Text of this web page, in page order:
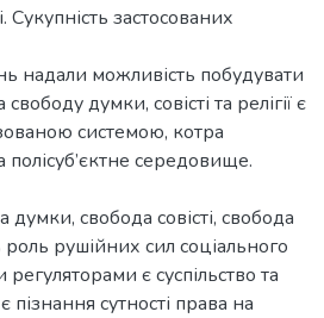
Сукупність застосованих
надали можливість побудувати
думки, совісті та релігії є
системою, котра
середовище.
думки, свобода совісті, свобода
роль рушійних сил соціального
є суспільство та
сутності права на